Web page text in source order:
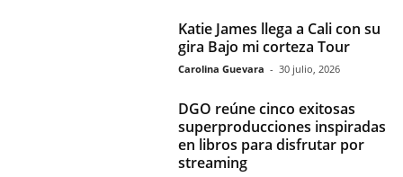
Katie James llega a Cali con su
gira Bajo mi corteza Tour
Carolina Guevara - 30 julio, 2026
DGO reúne cinco exitosas
superproducciones inspiradas
en libros para disfrutar por
streaming